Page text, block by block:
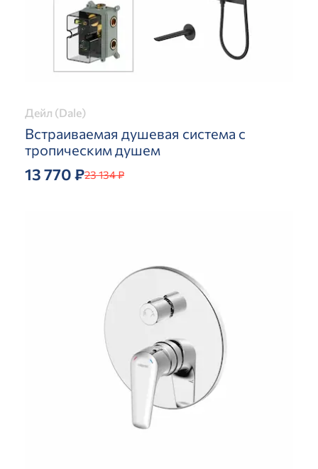
Дейл (Dale)
Встраиваемая душевая система с
тропическим душем
13 770 ₽23 134 ₽